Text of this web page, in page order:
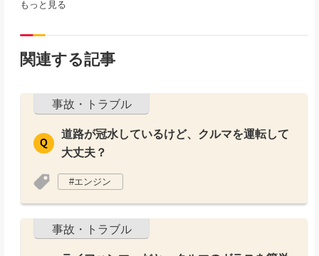
もっと見る
関連する記事
事故・トラブル
道路が冠水しているけど、クルマを運転して
大丈夫？
エンジン
事故・トラブル